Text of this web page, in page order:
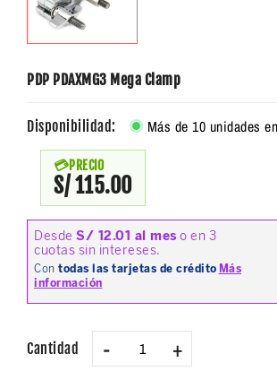
PDP PDAXMG3 Mega Clamp
Disponibilidad: Más de 10 unidades
PRECIO
S/ 115.00
Cantidad - +